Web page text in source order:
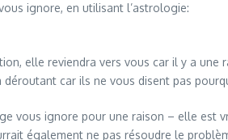
ignore, en utilisant l’astrologie:
elle reviendra vers vous car il y a
car ils ne vous disent pas
vous ignore pour une raison – elle
également ne pas résoudre le